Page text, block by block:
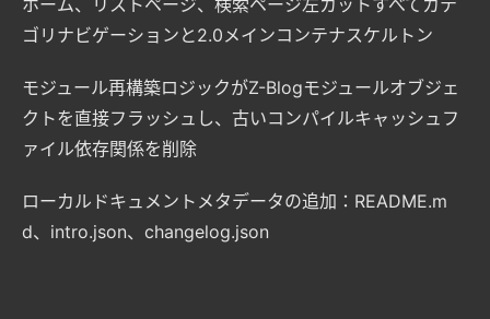
ゴリナビゲーションと2.0メインコンテナスケルトン
モジュール再構築ロジックがZ-Blogモジュールオブジェ
クトを直接フラッシュし、古いコンパイルキャッシュフ
ァイル依存関係を削除
ローカルドキュメントメタデータの追加：README.m
d、intro.json、changelog.json